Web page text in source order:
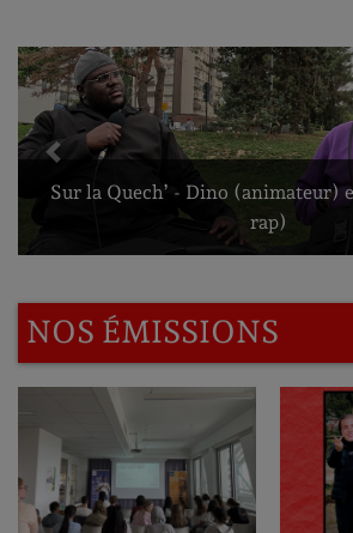
Sur la Quech’ - Dino (animateur)
rap)
NOS ÉMISSIONS